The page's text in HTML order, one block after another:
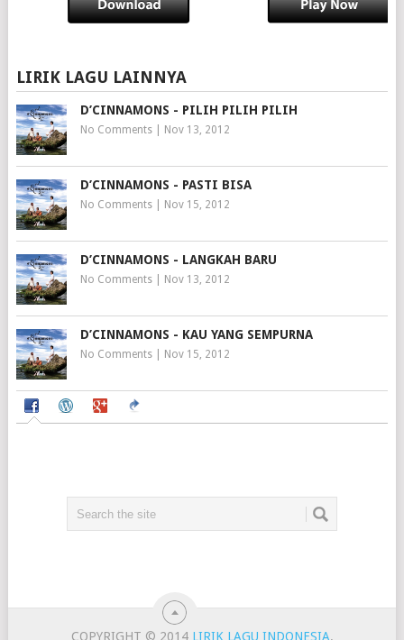
LIRIK LAGU LAINNYA
D’CINNAMONS - PILIH PILIH PILIH
No Comments| Nov 13, 2012
D’CINNAMONS - PASTI BISA
No Comments| Nov 15, 2012
D’CINNAMONS - LANGKAH BARU
No Comments| Nov 13, 2012
D’CINNAMONS - KAU YANG SEMPURNA
No Comments| Nov 15, 2012
COPYRIGHT © 2014 LIRIK LAGU INDONESIA.